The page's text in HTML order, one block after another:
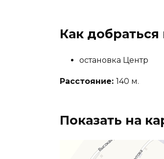
Как
остановка Центр
Расстояние: 140 м.
Показать на